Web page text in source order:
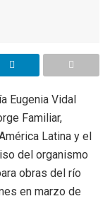
Eugenia Vidal
Familiar,
Latina y el
del organismo
obras del río
en marzo de